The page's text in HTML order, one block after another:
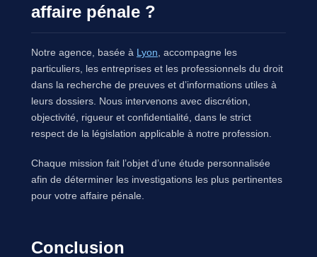
affaire pénale ?
Notre agence, basée à Lyon , accompagne les
particuliers, les entreprises et les professionnels du droit
dans la recherche de preuves et d’informations utiles à
leurs dossiers. Nous intervenons avec discrétion,
objectivité, rigueur et confidentialité, dans le strict
respect de la législation applicable à notre profession.
Chaque mission fait l’objet d’une étude personnalisée
afin de déterminer les investigations les plus pertinentes
pour votre affaire pénale.
Conclusion